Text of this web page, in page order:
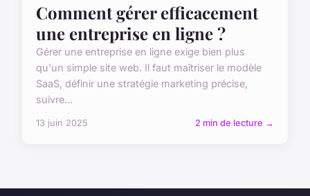
Comment gérer efficacement
une entreprise en ligne ?
Gérer une entreprise en ligne exige bien plus
qu'un simple site web. Il faut maîtriser le modèle
SaaS, définir une stratégie marketing précise,
suivre...
13 juin 2025 2 min de lecture →